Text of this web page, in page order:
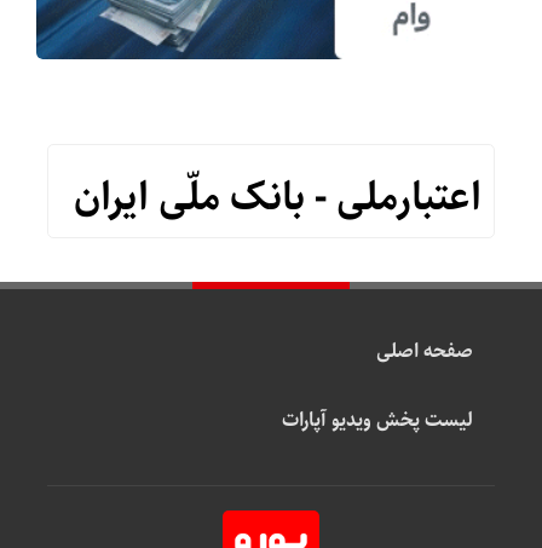
اعتبارملی - بانک ملّی ایران
صفحه اصلی
لیست پخش ویدیو آپارات